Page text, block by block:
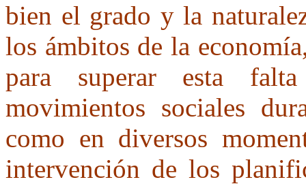
bien el grado y la
los ámbitos de la
para superar esta
movimientos sociales
como en diversos
intervención de los